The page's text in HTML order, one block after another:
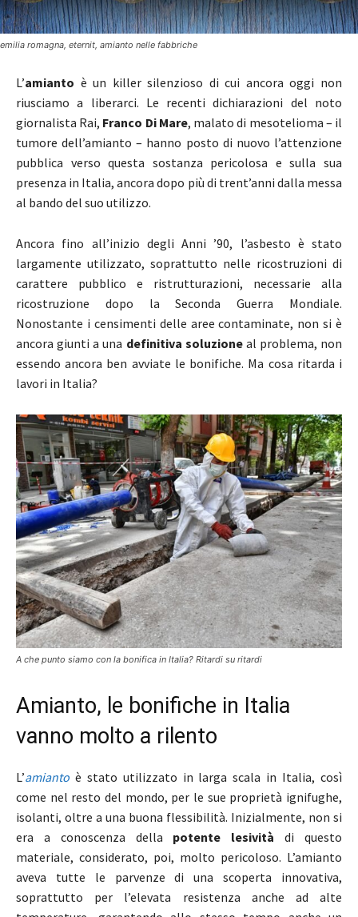
emilia romagna, eternit, amianto nelle fabbriche
L’amianto è un killer silenzioso di cui ancora oggi non
riusciamo a liberarci. Le recenti dichiarazioni del noto
giornalista Rai, Franco Di Mare, malato di mesotelioma – il
tumore dell’amianto – hanno posto di nuovo l’attenzione
pubblica verso questa sostanza pericolosa e sulla sua
presenza in Italia, ancora dopo più di trent’anni dalla messa
al bando del suo utilizzo.
Ancora fino all’inizio degli Anni ’90, l’asbesto è stato
largamente utilizzato, soprattutto nelle ricostruzioni di
carattere pubblico e ristrutturazioni, necessarie alla
ricostruzione dopo la Seconda Guerra Mondiale.
Nonostante i censimenti delle aree contaminate, non si è
ancora giunti a una definitiva soluzioneal problema, non
essendo ancora ben avviate le bonifiche. Ma cosa ritarda i
lavori in Italia?
A che punto siamo con la bonifica in Italia? Ritardi su ritardi
Amianto, le bonifiche in Italia
vanno molto a rilento
L’amianto è stato utilizzato in larga scala in Italia, così
come nel resto del mondo, per le sue proprietà ignifughe,
isolanti, oltre a una buona flessibilità. Inizialmente, non si
era a conoscenza della potente lesività di questo
materiale, considerato, poi, molto pericoloso. L’amianto
aveva tutte le parvenze di una scoperta innovativa,
soprattutto per l’elevata resistenza anche ad alte